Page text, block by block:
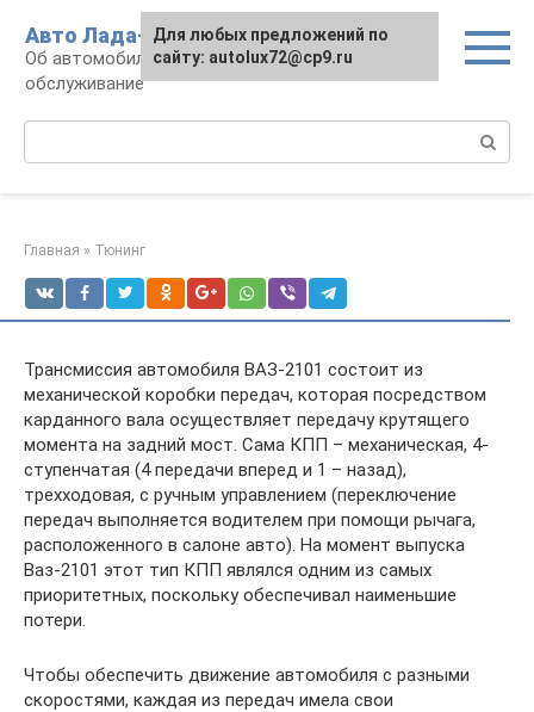
контенту
Авто Лада-люкс
Об автомобилях LADA: эксплуатация и
обслуживание
Главная » Тюнинг
Трансмиссия автомобиля ВАЗ-2101 состоит из
механической коробки передач, которая посредством
карданного вала осуществляет передачу крутящего
момента на задний мост. Сама КПП – механическая, 4-
ступенчатая (4 передачи вперед и 1 – назад),
трехходовая, с ручным управлением (переключение
передач выполняется водителем при помощи рычага,
расположенного в салоне авто). На момент выпуска
Ваз-2101 этот тип КПП являлся одним из самых
приоритетных, поскольку обеспечивал наименьшие
потери.
Чтобы обеспечить движение автомобиля с разными
скоростями, каждая из передач имела свои
Для любых предложений по
сайту: autolux72@cp9.ru